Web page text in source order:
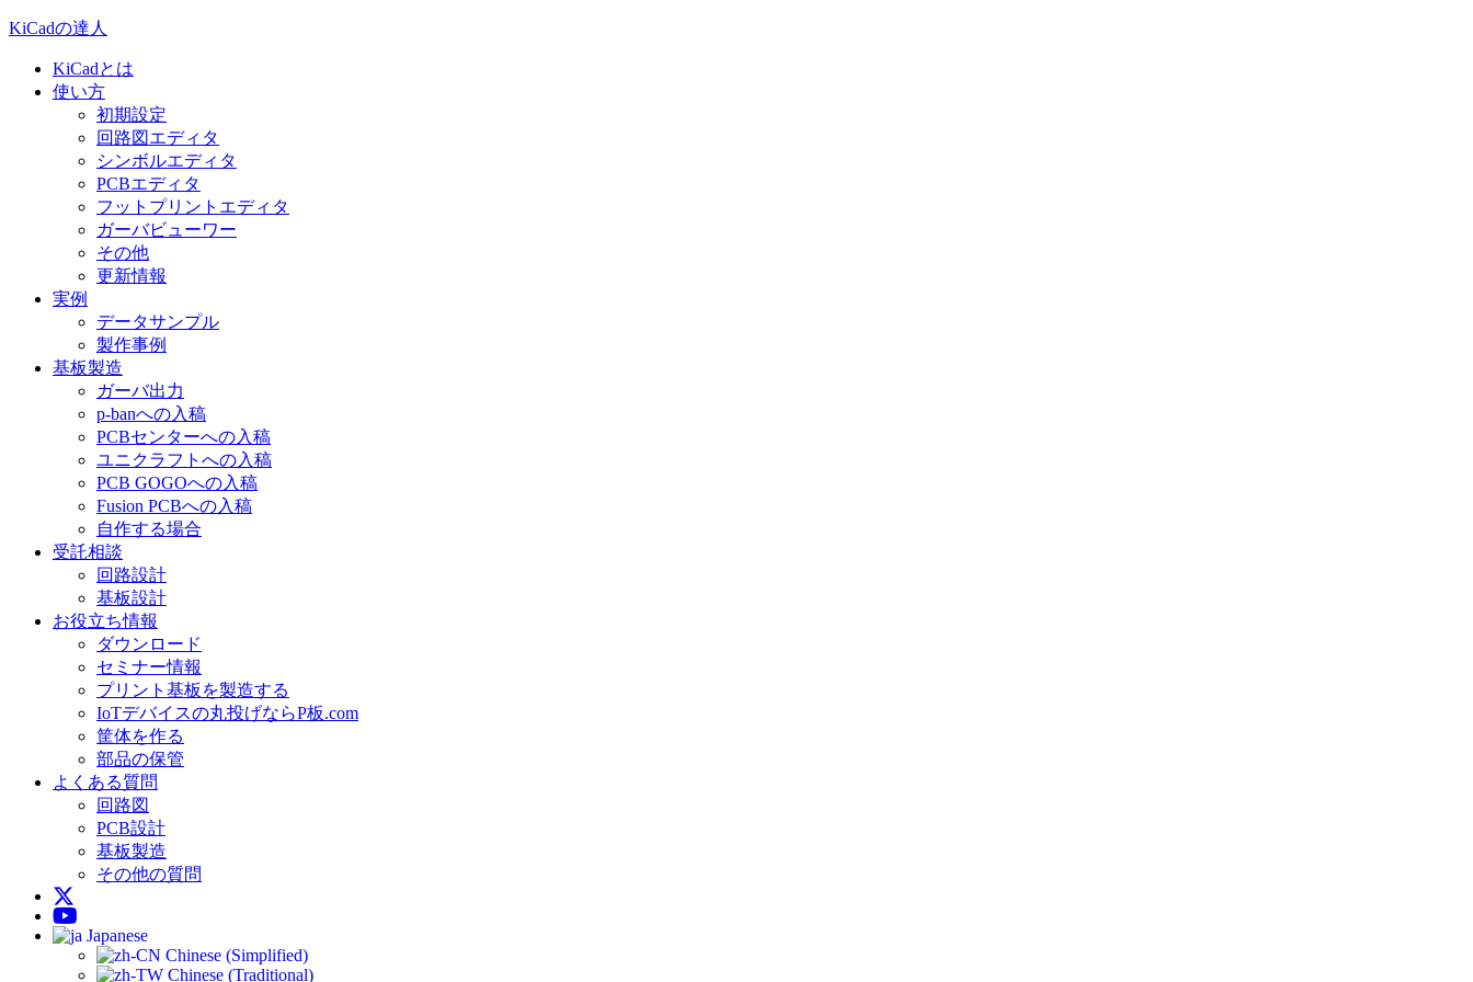
KiCadの達人
KiCadとは
使い方
初期設定
回路図エディタ
シンボルエディタ
PCBエディタ
フットプリントエディタ
ガーバビューワー
その他
更新情報
実例
データサンプル
製作事例
基板製造
ガーバ出力
p-banへの入稿
PCBセンターへの入稿
ユニクラフトへの入稿
PCB GOGOへの入稿
Fusion PCBへの入稿
自作する場合
受託相談
回路設計
基板設計
お役立ち情報
ダウンロード
セミナー情報
プリント基板を製造する
IoTデバイスの丸投げならP板.com
筐体を作る
部品の保管
よくある質問
回路図
PCB設計
基板製造
その他の質問
Japanese
Chinese (Simplified)
Chinese (Traditional)